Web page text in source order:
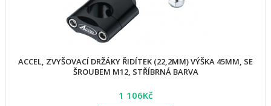
ACCEL, ZVYŠOVACÍ DRŽÁKY ŘIDÍTEK (22,2MM) VÝŠKA 45MM, SE
ŠROUBEM M12, STŘÍBRNÁ BARVA
1 106Kč